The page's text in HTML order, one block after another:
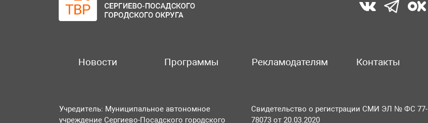
Новости Программы Рекламодателям Контакты
Учредитель: Муниципальное автономное
учреждение Сергиево-Посадского городского
Свидетельство о регистрации СМИ ЭЛ № ФС 77-
78073 от 20.03.2020